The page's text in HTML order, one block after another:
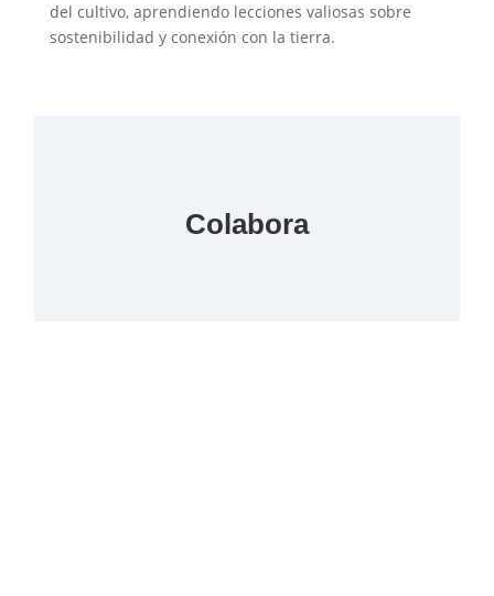
del cultivo, aprendiendo lecciones valiosas sobre
sostenibilidad y conexión con la tierra.
Colabora